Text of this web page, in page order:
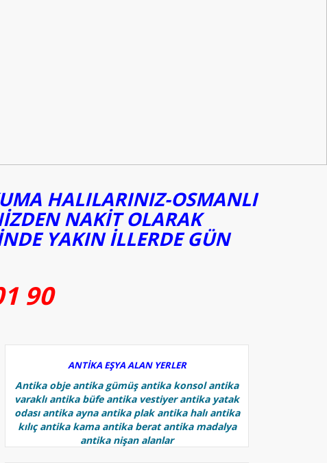
HALILARINIZ-OSMANLI
NAKİT OLARAK
YAKIN İLLERDE GÜN
90
ANTİKA EŞYA ALAN YERLER
Antika obje antika gümüş antika konsol antika
varaklı antika büfe antika vestiyer antika yatak
odası antika ayna antika plak antika halı antika
kılıç antika kama antika berat antika madalya
antika nişan alanlar